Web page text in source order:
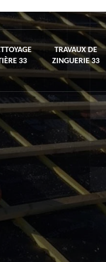
33
TRAVAUX DE
ZINGUERIE 33